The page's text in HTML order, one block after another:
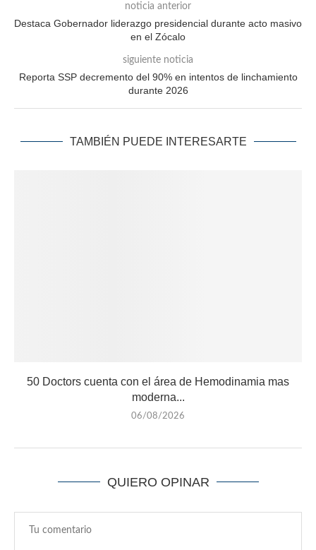
noticia anterior
Destaca Gobernador liderazgo presidencial durante acto masivo
en el Zócalo
siguiente noticia
Reporta SSP decremento del 90% en intentos de linchamiento
durante 2026
TAMBIÉN PUEDE INTERESARTE
50 Doctors cuenta con el área de Hemodinamia mas
moderna...
06/08/2026
QUIERO OPINAR